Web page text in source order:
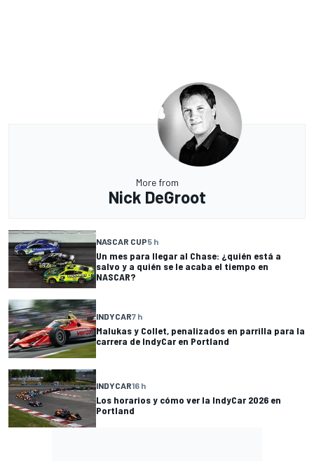
More from
Nick DeGroot
NASCAR CUP5 h
Un mes para llegar al Chase: ¿quién está a
salvo y a quién se le acaba el tiempo en
NASCAR?
INDYCAR7 h
Malukas y Collet, penalizados en parrilla para la
carrera de IndyCar en Portland
INDYCAR16 h
Los horarios y cómo ver la IndyCar 2026 en
Portland